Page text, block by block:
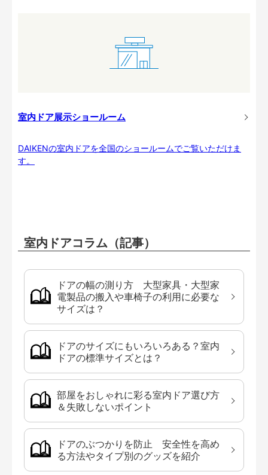
室内ドア展示ショールーム
DAIKENの室内ドアを全国のショールームでご覧いただけま
す。
室内ドアコラム（記事）
ドアの幅の測り方 大型家具・大型家
電製品の搬入や車椅子の利用に必要な
サイズは？
ドアのサイズにもいろいろある？室内
ドアの標準サイズとは？
部屋をおしゃれに彩る室内ドア選び方
＆失敗しないポイント
ドアのぶつかりを防止 安全性を高め
る方法やタイプ別のグッズを紹介